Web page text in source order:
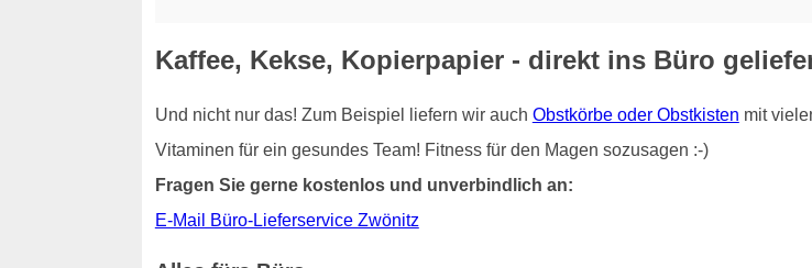
Kaffee, Kekse, Kopierpapier - direkt ins Büro
Und nicht nur das! Zum Beispiel liefern wir auch Obstkörbe oder Obstkisten mit
Vitaminen für ein gesundes Team! Fitness für den Magen sozusagen :-)
Fragen Sie gerne kostenlos und unverbindlich an:
E-Mail Büro-Lieferservice Zwönitz